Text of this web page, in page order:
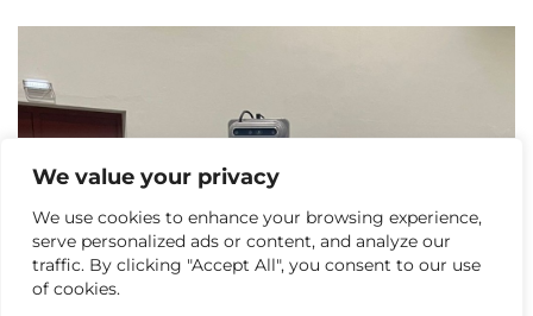
We value your privacy
We use cookies to enhance your browsing experience,
serve personalized ads or content, and analyze our
traffic. By clicking "Accept All", you consent to our use
of cookies.